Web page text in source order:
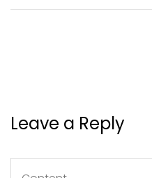
Leave a Reply